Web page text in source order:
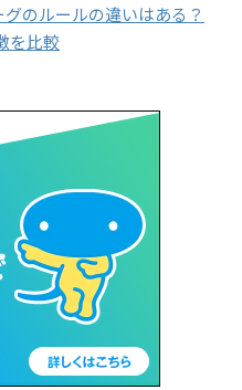
のルールの違いはある？
を比較